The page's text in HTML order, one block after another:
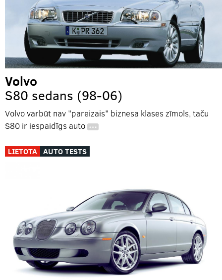
Volvo
S80 sedans (98-06)
Volvo varbūt nav "pareizais" biznesa klases zīmols, taču
S80 ir iespaidīgs auto …
LIETOTA AUTO TESTS